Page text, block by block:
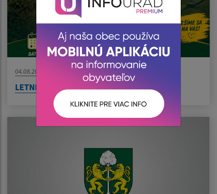
04.08.2026
LETNÉ KINO V BZENOVE JE TU!